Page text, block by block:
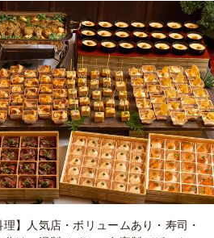
理】人気店・ボリュームあり・寿司・